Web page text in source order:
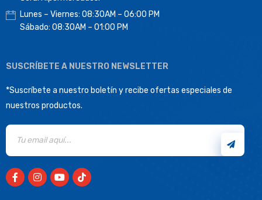
Lunes – Viernes: 08:30AM – 06:00 PM
Sábado: 08:30AM – 01:00 PM
SUSCRÍBETE A NUESTRO NEWSLETTER
*Suscríbete a nuestro boletín y recibe ofertas especiales de
nuestros productos.